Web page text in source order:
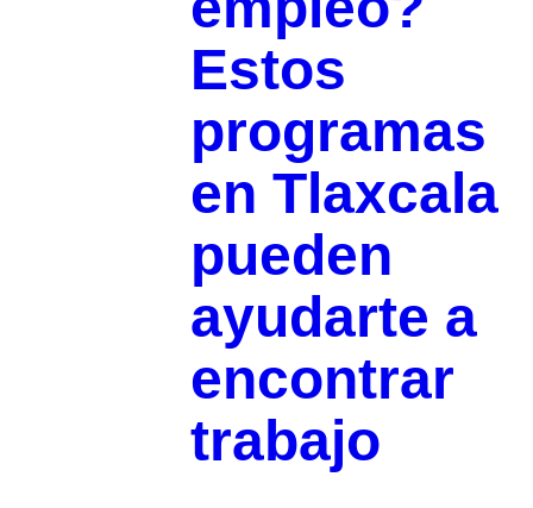
Estos
programas
en Tlaxcala
pueden
ayudarte a
encontrar
trabajo